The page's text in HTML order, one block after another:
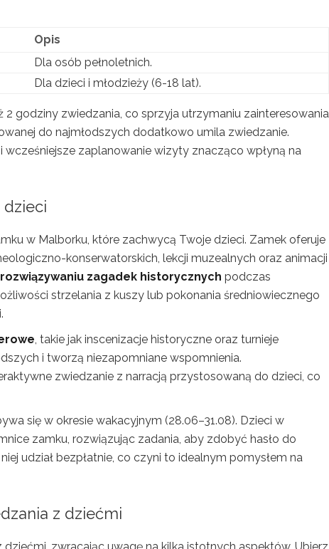
Opis
Dla osób pełnoletnich.
Dla dzieci i młodzieży (6-18 lat).
2 godziny zwiedzania, co sprzyja utrzymaniu zainteresowania
do najmłodszych dodatkowo umila zwiedzanie.
zaplanowanie wizyty znacząco wpłyną na
dzieci
w Malborku, które zachwycą Twoje dzieci. Zamek oferuje
konserwatorskich, lekcji muzealnych oraz animacji
rozwiązywaniu zagadek historycznych podczas
strzelania z kuszy lub pokonania średniowiecznego
, takie jak inscenizacje historyczne oraz turnieje
i tworzą niezapomniane wspomnienia.
zwiedzanie z narracją przystosowaną do dzieci, co
się w okresie wakacyjnym (28.06–31.08). Dzieci w
zamku, rozwiązując zadania, aby zdobyć hasło do
udział bezpłatnie, co czyni to idealnym pomysłem na
z dziećmi
dziećmi, zwracając uwagę na kilka istotnych aspektów. Ubierz